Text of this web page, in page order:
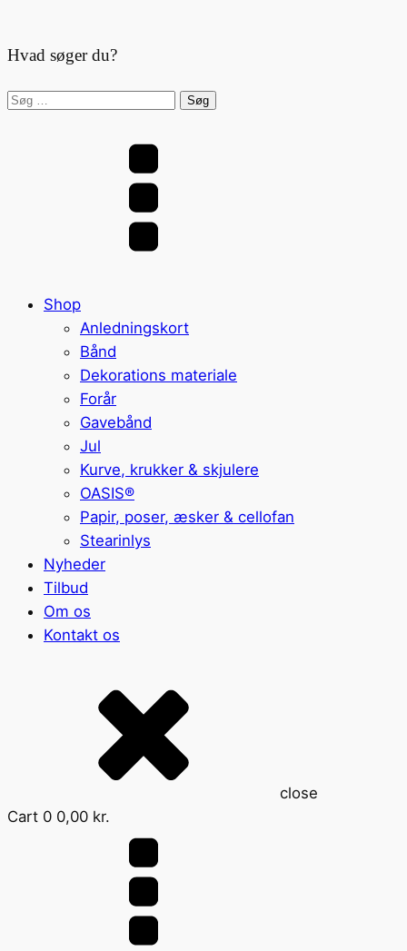
Hvad søger du?
Søg
Shop
Anledningskort
Bånd
Dekorations materiale
Forår
Gavebånd
Jul
Kurve, krukker & skjulere
OASIS®
Papir, poser, æsker & cellofan
Stearinlys
Nyheder
Tilbud
Om os
Kontakt os
close
Cart 0 0,00 kr.